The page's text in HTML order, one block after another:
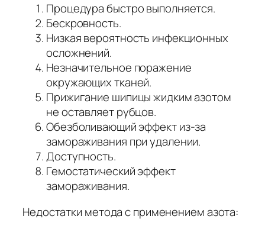
Процедура быстро выполняется.
Бескровность.
Низкая вероятность инфекционных
осложнений.
Незначительное поражение
окружающих тканей.
Прижигание шипицы жидким азотом
не оставляет рубцов.
Обезболивающий эффект из-за
замораживания при удалении.
Доступность.
Гемостатический эффект
замораживания.
Недостатки метода с применением азота: